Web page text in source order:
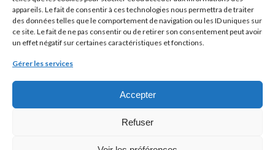
appareils. Le fait de consentir à ces technologies nous permettra de traiter
des données telles que le comportement de navigation ou les ID uniques sur
ce site. Le fait de ne pas consentir ou de retirer son consentement peut avoir
un effet négatif sur certaines caractéristiques et fonctions.
Gérer les services
Accepter
Refuser
44-fillette
Ch4ud l’infø
Econømie
Santé, sport, bien-être, sexo
CONTACTER LA RÉDACTION